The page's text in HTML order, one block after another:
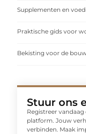
Supplementen en
Praktische gids voor
Bekisting voor de
Stuur ons
Registreer
platform. Jouw
verbinden. Maak